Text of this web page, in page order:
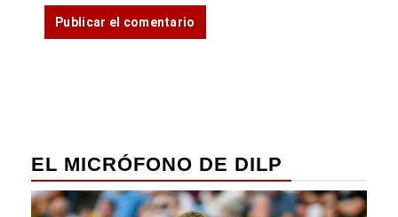
EL MICRÓFONO DE DILP